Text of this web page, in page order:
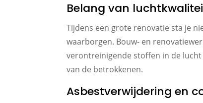
Belang van
Tijdens een grote renovatie sta je
waarborgen. Bouw- en
verontreinigende stoffen in de
van de betrokkenen.
Asbestverwijdering en